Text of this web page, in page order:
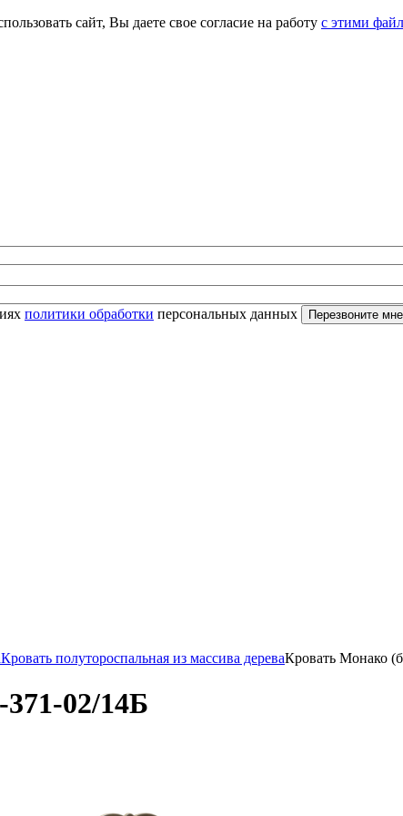
сайт, Вы даете свое согласие на работу с этими
политики обработки персональных данных
Кровать полутороспальная из массива дереваКровать Монако
02/14Б